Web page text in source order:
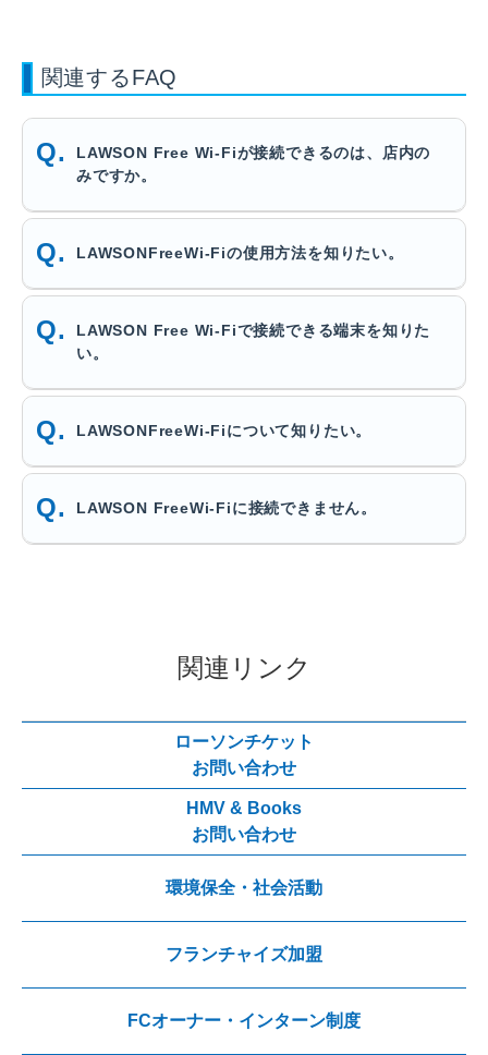
関連するFAQ
LAWSON Free Wi-Fiが接続できるのは、店内の
みですか。
LAWSONFreeWi-Fiの使用方法を知りたい。
LAWSON Free Wi-Fiで接続できる端末を知りた
い。
LAWSONFreeWi-Fiについて知りたい。
LAWSON FreeWi-Fiに接続できません。
関連リンク
ローソンチケット
お問い合わせ
HMV & Books
お問い合わせ
環境保全・社会活動
フランチャイズ加盟
FCオーナー・インターン制度